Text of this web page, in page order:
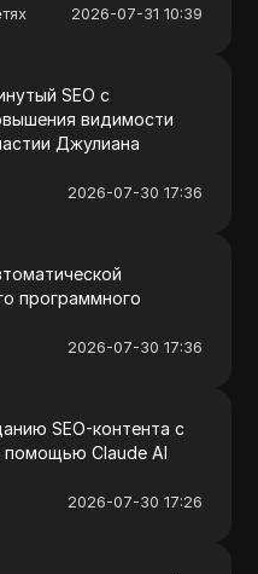
2026-07-31 10:39
SEO с
видимости
Джулиана
2026-07-30 17:36
программного
2026-07-30 17:36
SEO-контента с
помощью Claude AI
2026-07-30 17:26